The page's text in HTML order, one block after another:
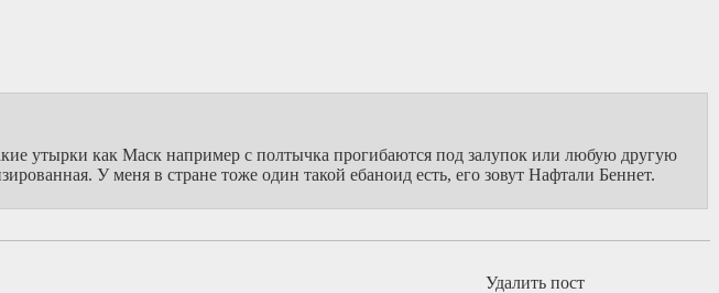
утырки как Маск например с полтычка прогибаются под залупок или любую другую
У меня в стране тоже один такой ебаноид есть, его зовут Нафтали Беннет.
Удалить пост